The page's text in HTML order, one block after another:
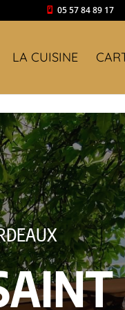
05 57 84 89 17
LA CUISINE
jours fériés